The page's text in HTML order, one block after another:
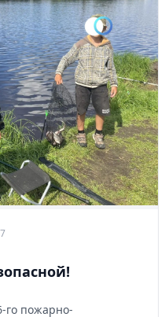
го пожарно-